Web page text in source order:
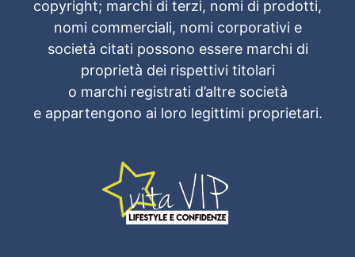
copyright; marchi di terzi, nomi di prodotti,
nomi commerciali, nomi corporativi e
società citati possono essere marchi di
proprietà dei rispettivi titolari
o marchi registrati d’altre società
e appartengono ai loro legittimi proprietari.